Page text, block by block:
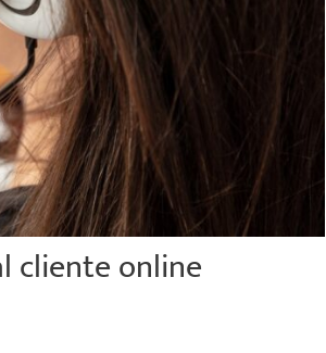
cliente online